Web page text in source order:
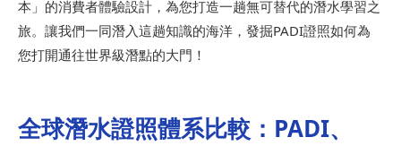
本」的消費者體驗設計，為您打造一趟無可替代的潛水學習之
旅。讓我們一同潛入這趟知識的海洋，發掘PADI證照如何為
您打開通往世界級潛點的大門！
全球潛水證照體系比較：PADI、